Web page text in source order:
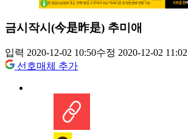
금시작시(今是昨是) 추미애
입력 2020-12-02 10:50수정 2020-12-02 11:02
선호매체 추가